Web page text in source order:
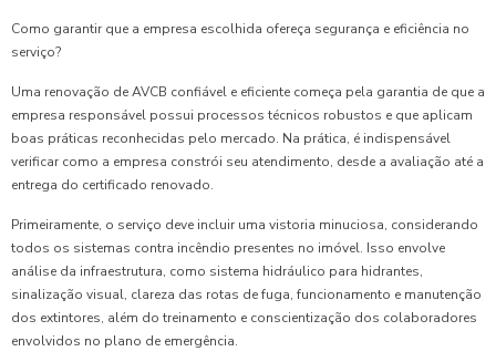
Como garantir que a empresa escolhida ofereça segurança e eficiência no
serviço?
Uma renovação de AVCB confiável e eficiente começa pela garantia de que a
empresa responsável possui processos técnicos robustos e que aplicam
boas práticas reconhecidas pelo mercado. Na prática, é indispensável
verificar como a empresa constrói seu atendimento, desde a avaliação até a
entrega do certificado renovado.
Primeiramente, o serviço deve incluir uma vistoria minuciosa, considerando
todos os sistemas contra incêndio presentes no imóvel. Isso envolve
análise da infraestrutura, como sistema hidráulico para hidrantes,
sinalização visual, clareza das rotas de fuga, funcionamento e manutenção
dos extintores, além do treinamento e conscientização dos colaboradores
envolvidos no plano de emergência.